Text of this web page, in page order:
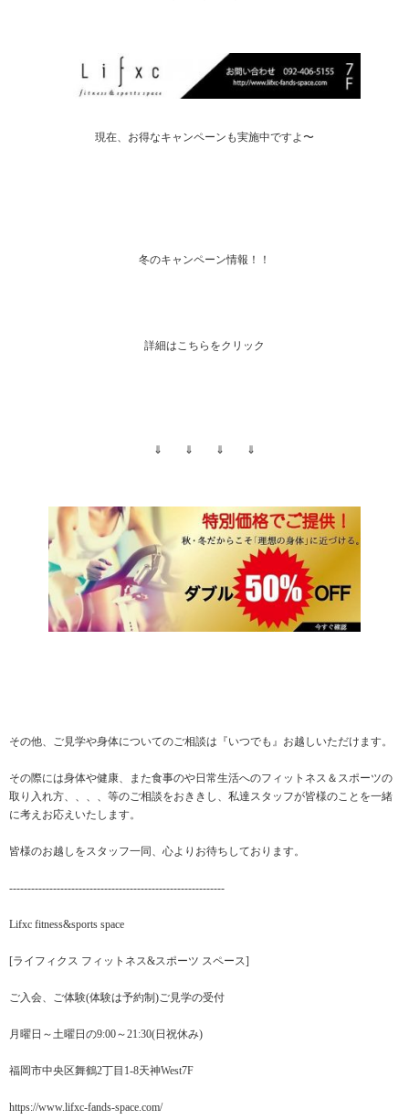
現在、お得なキャンペーンも実施中ですよ〜
冬のキャンペーン情報！！
詳細はこちらをクリック
⇓ ⇓ ⇓ ⇓
その他、ご見学や身体についてのご相談は『いつでも』お越しいただけます。
その際には身体や健康、また食事のや日常生活へのフィットネス＆スポーツの
取り入れ方、、、、等のご相談をおききし、私達スタッフが皆様のことを一緒
に考えお応えいたします。
皆様のお越しをスタッフ一同、心よりお待ちしております。
-----------------------------------------------------------
Lifxc fitness&sports space
[ライフィクス フィットネス&スポーツ スペース]
ご入会、ご体験(体験は予約制)ご見学の受付
月曜日～土曜日の9:00～21:30(日祝休み)
福岡市中央区舞鶴2丁目1-8天神West7F
https://www.lifxc-fands-space.com/